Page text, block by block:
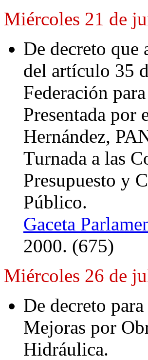
Miércoles 21 de
De decreto
del artículo 35
Federación
Presentada por
Hernández,
Turnada a las
Presupuesto y
Público.
Gaceta
2000. (675)
Miércoles 26 de
De decreto
Mejoras por
Hidráulica.